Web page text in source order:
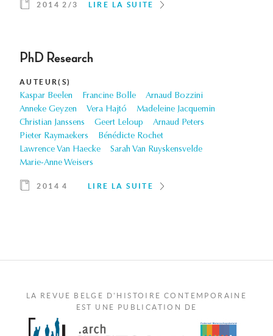
2014 2/3 LIRE LA SUITE
PhD Research
AUTEUR(S)
Kaspar Beelen Francine Bolle
Arnaud Bozzini
Anneke Geyzen
Vera Hajtó
Madeleine Jacquemin
Christian Janssens
Geert Leloup
Arnaud Peters
Pieter Raymaekers
Bénédicte Rochet
Lawrence Van Haecke
Sarah Van Ruyskensvelde
Marie-Anne Weisers
2014 4 LIRE LA SUITE
LA REVUE BELGE D'HISTOIRE CONTEMPORAINE
EST UNE PUBLICATION DE